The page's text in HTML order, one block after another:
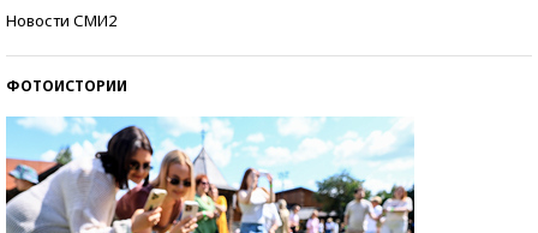
Новости СМИ2
ФОТОИСТОРИИ